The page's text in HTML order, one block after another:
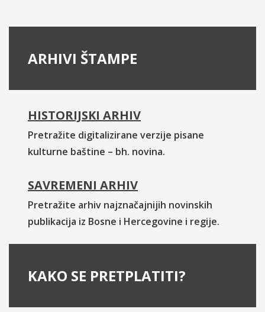
ARHIVI ŠTAMPE
HISTORIJSKI ARHIV
Pretražite digitalizirane verzije pisane
kulturne baštine – bh. novina.
SAVREMENI ARHIV
Pretražite arhiv najznačajnijih novinskih
publikacija iz Bosne i Hercegovine i regije.
KAKO SE PRETPLATITI?